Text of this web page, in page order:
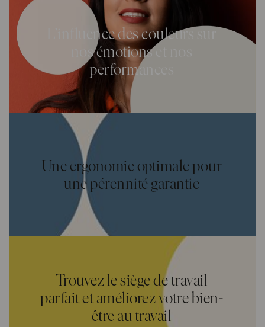
L’influence des couleurs sur
nos émotions et nos
performances
Une ergonomie optimale pour
une pérennité garantie
Trouvez le siège de travail
parfait et améliorez votre bien-
être au travail